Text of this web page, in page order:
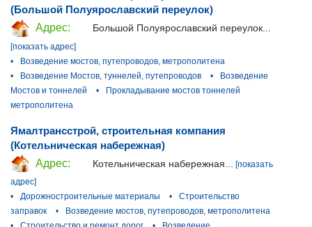
(Большой Полуярославский переулок)
Адрес:
Большой Полуярославский переулок...
[показать адрес]
•
Возведение мостов, путепроводов, метрополитена
•
Возведение Мостов, туннелей, путепроводов •
Возведение
Мостов и тоннелей
•
Прокладывание мостов тоннелей
метрополитена
Ямалтрансстрой, строительная компания
(Котельническая набережная)
Адрес:
Котельническая набережная...
[показать
адрес]
•
Дорожностроительные материалы •
Строительство
заправок
•
Возведение мостов, путепроводов, метрополитена